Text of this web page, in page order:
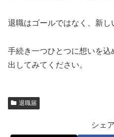
退職はゴールではなく、新し
手続き一つひとつに想いを
出してみてください。
退職届
シェ